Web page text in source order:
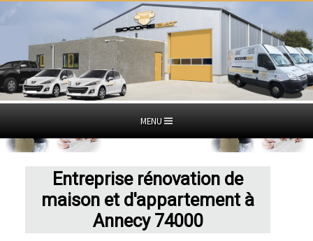
MENU
Entreprise rénovation de
maison et d'appartement à
Annecy 74000